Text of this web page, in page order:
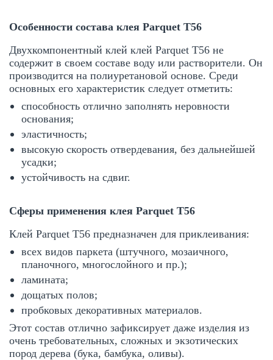
Особенности состава клея Parquet T56
Двухкомпонентный клей клей Parquet T56 не
содержит в своем составе воду или растворители. Он
производится на полиуретановой основе. Среди
основных его характеристик следует отметить:
способность отлично заполнять неровности
основания;
эластичность;
высокую скорость отвердевания, без дальнейшей
усадки;
устойчивость на сдвиг.
Сферы применения клея Parquet T56
Клей Parquet T56 предназначен для приклеивания:
всех видов паркета (штучного, мозаичного,
планочного, многослойного и пр.);
ламината;
дощатых полов;
пробковых декоративных материалов.
Этот состав отлично зафиксирует даже изделия из
очень требовательных, сложных и экзотических
пород дерева (бука, бамбука, оливы).